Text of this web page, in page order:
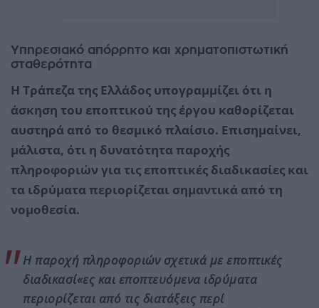
Υπηρεσιακό απόρρητο και χρηματοπιστωτική
σταθερότητα
Η Τράπεζα της Ελλάδος υπογραμμίζει ότι η
άσκηση του εποπτικού της έργου καθορίζεται
αυστηρά από το θεσμικό πλαίσιο. Επισημαίνει,
μάλιστα, ότι η δυνατότητα παροχής
πληροφοριών για τις εποπτικές διαδικασίες και
τα ιδρύματα περιορίζεται σημαντικά από τη
νομοθεσία.
Η παροχή πληροφοριών σχετικά με εποπτικές
διαδικασί«ες και εποπτευόμενα ιδρύματα
περιορίζεται από τις διατάξεις περί